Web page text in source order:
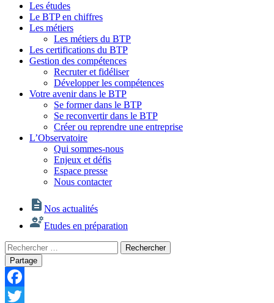
Les études
Le BTP en chiffres
Les métiers
Les métiers du BTP
Les certifications du BTP
Gestion des compétences
Recruter et fidéliser
Développer les compétences
Votre avenir dans le BTP
Se former dans le BTP
Se reconvertir dans le BTP
Créer ou reprendre une entreprise
L’Observatoire
Qui sommes-nous
Enjeux et défis
Espace presse
Nous contacter
Nos actualités
Etudes en préparation
Rechercher
:
Rechercher
Partage
Facebook